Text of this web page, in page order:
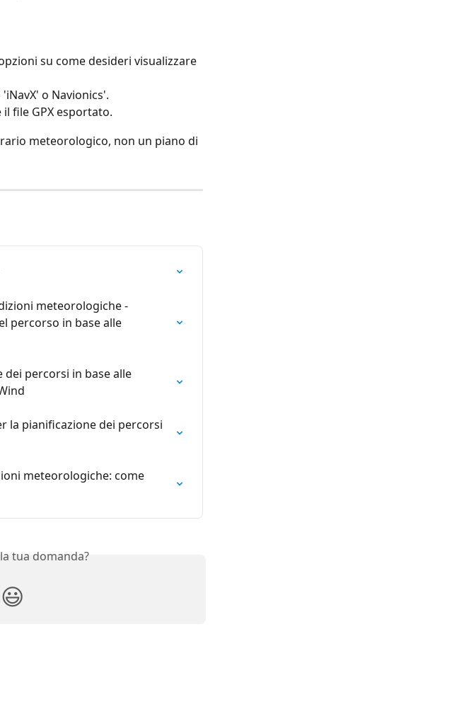
su come desideri visualizzare
o Navionics'.
file GPX esportato.
meteorologico, non un piano di
meteorologiche -
percorso in base alle
percorsi in base alle
la pianificazione dei percorsi
meteorologiche: come
tua domanda?
😃